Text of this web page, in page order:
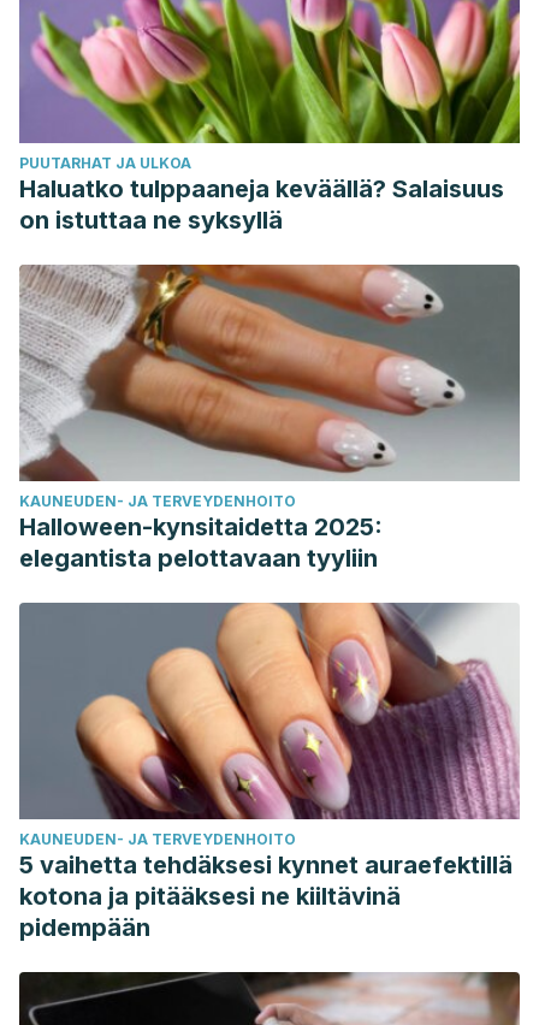
PUUTARHAT JA ULKOA
Haluatko tulppaaneja keväällä? Salaisuus
on istuttaa ne syksyllä
KAUNEUDEN- JA TERVEYDENHOITO
Halloween-kynsitaidetta 2025:
elegantista pelottavaan tyyliin
KAUNEUDEN- JA TERVEYDENHOITO
5 vaihetta tehdäksesi kynnet auraefektillä
kotona ja pitääksesi ne kiiltävinä
pidempään